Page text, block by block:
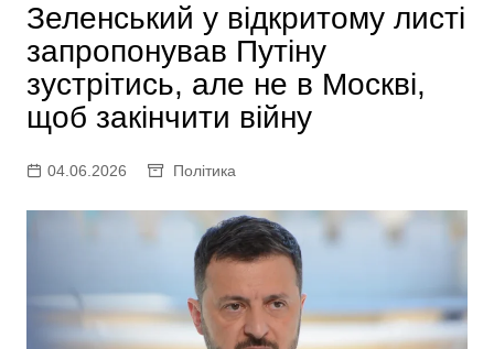
Зеленський у відкритому листі
запропонував Путіну
зустрітись, але не в Москві,
щоб закінчити війну
04.06.2026 Політика